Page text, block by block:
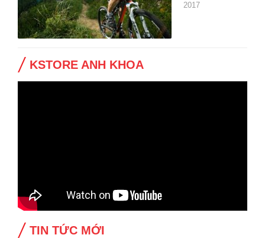
2017
KSTORE ANH KHOA
TIN TỨC MỚI